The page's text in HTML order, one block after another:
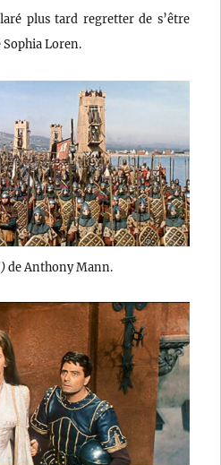
plus tard regretter de s’être
Loren.
de Anthony Mann.